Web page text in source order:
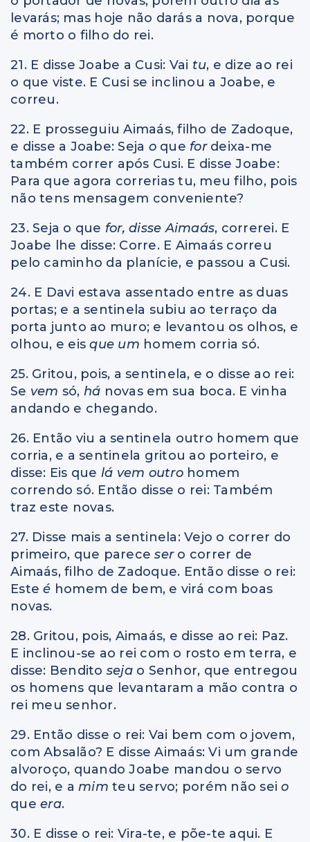
levarás; mas hoje não darás a nova, porque
é morto o filho do rei.
21. E disse Joabe a Cusi: Vai tu, e dize ao rei
o que viste. E Cusi se inclinou a Joabe, e
correu.
22. E prosseguiu Aimaás, filho de Zadoque,
e disse a Joabe: Seja o que for deixa-me
também correr após Cusi. E disse Joabe:
Para que agora correrias tu, meu filho, pois
não tens mensagem conveniente?
23. Seja o que for, disse Aimaás, correrei. E
Joabe lhe disse: Corre. E Aimaás correu
pelo caminho da planície, e passou a Cusi.
24. E Davi estava assentado entre as duas
portas; e a sentinela subiu ao terraço da
porta junto ao muro; e levantou os olhos, e
olhou, e eisque um homem corria só.
25. Gritou, pois, a sentinela, e o disse ao rei:
Se vem só, há novas em sua boca. E vinha
andando e chegando.
26. Então viu a sentinela outro homem que
corria, e a sentinela gritou ao porteiro, e
disse: Eis que lá vem outro homem
correndo só. Então disse o rei: Também
traz este novas.
27. Disse mais a sentinela: Vejo o correr do
primeiro, que pareceser o correr de
Aimaás, filho de Zadoque. Então disse o rei:
Esteé homem de bem, e virá com boas
novas.
28. Gritou, pois, Aimaás, e disse ao rei: Paz.
E inclinou-se ao rei com o rosto em terra, e
disse: Bendito seja o Senhor, que entregou
os homens que levantaram a mão contra o
rei meu senhor.
29. Então disse o rei: Vai bem com o jovem,
com Absalão? E disse Aimaás: Vi um grande
alvoroço, quando Joabe mandou o servo
do rei, e a mim teu servo; porém não seio
que era.
30. E disse o rei: Vira-te, e põe-te aqui. E